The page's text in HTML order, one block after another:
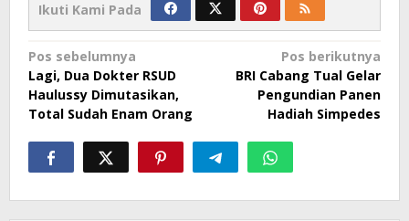
Ikuti Kami Pada
Navigasi
pos
Pos sebelumnya
Lagi, Dua Dokter RSUD
Haulussy Dimutasikan,
Total Sudah Enam Orang
Pos berikutnya
BRI Cabang Tual Gelar
Pengundian Panen
Hadiah Simpedes